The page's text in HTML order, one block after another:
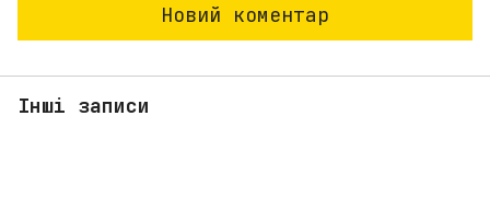
Новий коментар
Інші записи